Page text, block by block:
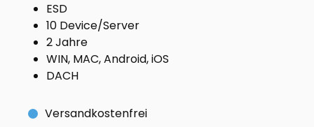
ESD
10 Device/Server
2 Jahre
WIN, MAC, Android, iOS
DACH
Versandkostenfrei